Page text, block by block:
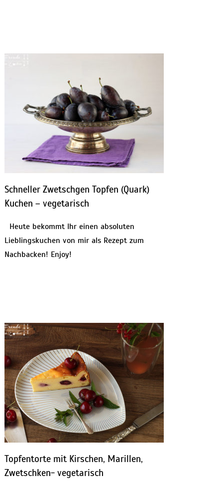
Schneller Zwetschgen Topfen (Quark)
Kuchen – vegetarisch
Heute bekommt Ihr einen absoluten
Lieblingskuchen von mir als Rezept zum
Nachbacken! Enjoy!
Topfentorte mit Kirschen, Marillen,
Zwetschken- vegetarisch